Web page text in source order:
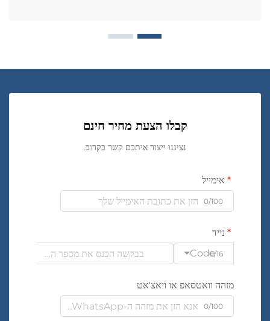
קבלו הצעת מחיר חינם
נציגנו ייצור איתכם קשר בקרוב.
אימייל
0/100
נייד
Code0/16
מזהה וואטסאפ או ויאצ'אט
0/100